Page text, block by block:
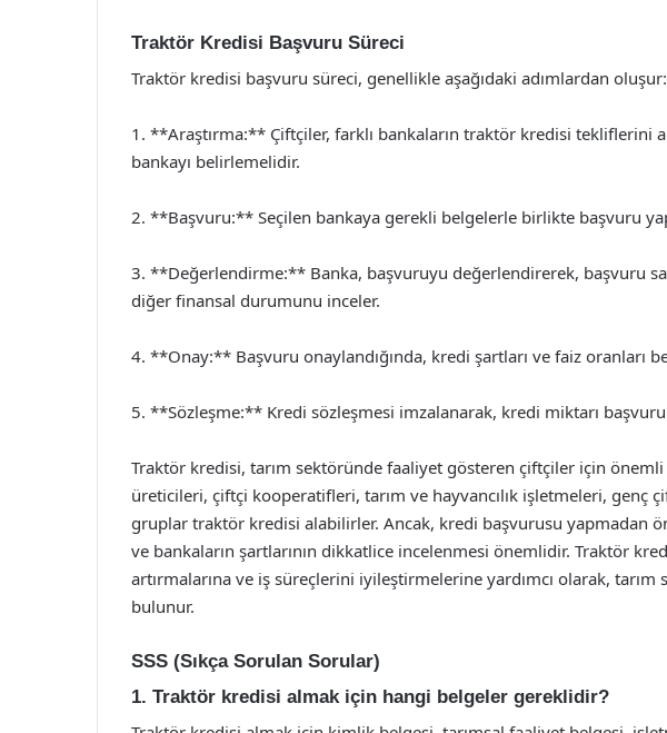
Traktör Kredisi Başvuru Süreci
Traktör kredisi başvuru süreci, genellikle aşağıdaki adımlardan oluşur:
1. **Araştırma:** Çiftçiler, farklı bankaların traktör kredisi tekliflerini
bankayı belirlemelidir.
2. **Başvuru:** Seçilen bankaya gerekli belgelerle birlikte başvuru
3. **Değerlendirme:** Banka, başvuruyu değerlendirerek, başvuru
diğer finansal durumunu inceler.
4. **Onay:** Başvuru onaylandığında, kredi şartları ve faiz oranları
5. **Sözleşme:** Kredi sözleşmesi imzalanarak, kredi miktarı başvuru
Traktör kredisi, tarım sektöründe faaliyet gösteren çiftçiler için önemli
üreticileri, çiftçi kooperatifleri, tarım ve hayvancılık işletmeleri, genç
gruplar traktör kredisi alabilirler. Ancak, kredi başvurusu yapmadan
ve bankaların şartlarının dikkatlice incelenmesi önemlidir. Traktör
artırmalarına ve iş süreçlerini iyileştirmelerine yardımcı olarak,
bulunur.
SSS (Sıkça Sorulan Sorular)
1. Traktör kredisi almak için hangi belgeler gereklidir?